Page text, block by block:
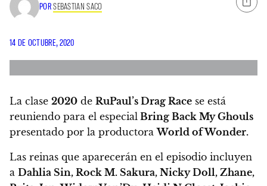
PORSEBASTIAN SACO
14 DE OCTUBRE, 2020
La clase 2020 de RuPaul’s Drag Race se está
reuniendo para el especial Bring Back My Ghouls
presentado por la productoraWorld of Wonder.
Las reinas que aparecerán en el episodio incluyen
a Dahlia Sin, Rock M. Sakura, Nicky Doll, Zhane,